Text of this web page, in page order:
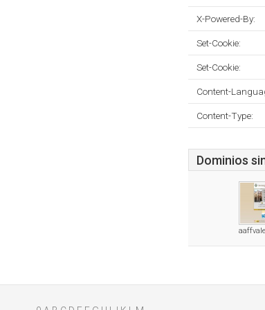
X-Powered-By:
Set-Cookie:
Set-Cookie:
Content-
Content-Type:
Dominios